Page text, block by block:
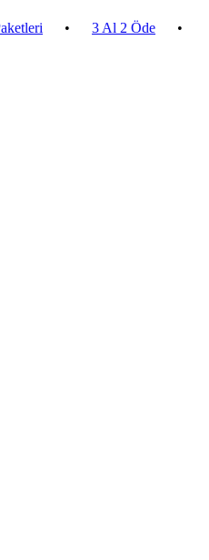
• 3 Al 2 Öde •
2.500